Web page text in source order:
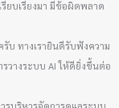
ยบเรียงมา มีข้อผิดพลาด
บ ทางเรายินดีรับฟังความ
วางระบบ AI ให้ดียิ่งขึ้นต่อ